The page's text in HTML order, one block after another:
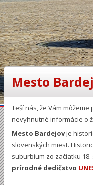
Mesto
Teší nás, že Vám
nevyhnutné informácie o
Mesto Bardejovje
slovenských miest.
suburbium zo začiatku
prírodné dedičstvo